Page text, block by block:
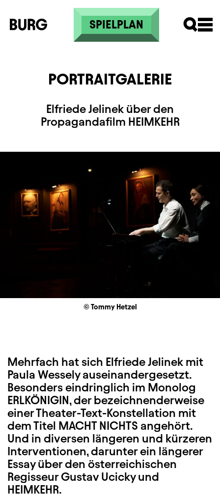
Direkt zum Inhalt
SPIELPLAN
PORTRAITGALERIE
Elfriede Jelinek über den
Propagandafilm HEIMKEHR
© Tommy Hetzel
Mehrfach hat sich Elfriede Jelinek mit
Paula Wessely auseinandergesetzt.
Besonders eindringlich im Monolog
ERLKÖNIGIN, der bezeichnenderweise
einer Theater-Text-Konstellation mit
dem Titel MACHT NICHTS angehört.
Und in diversen längeren und kürzeren
Interventionen, darunter ein längerer
Essay über den österreichischen
Regisseur Gustav Ucicky und
HEIMKEHR.